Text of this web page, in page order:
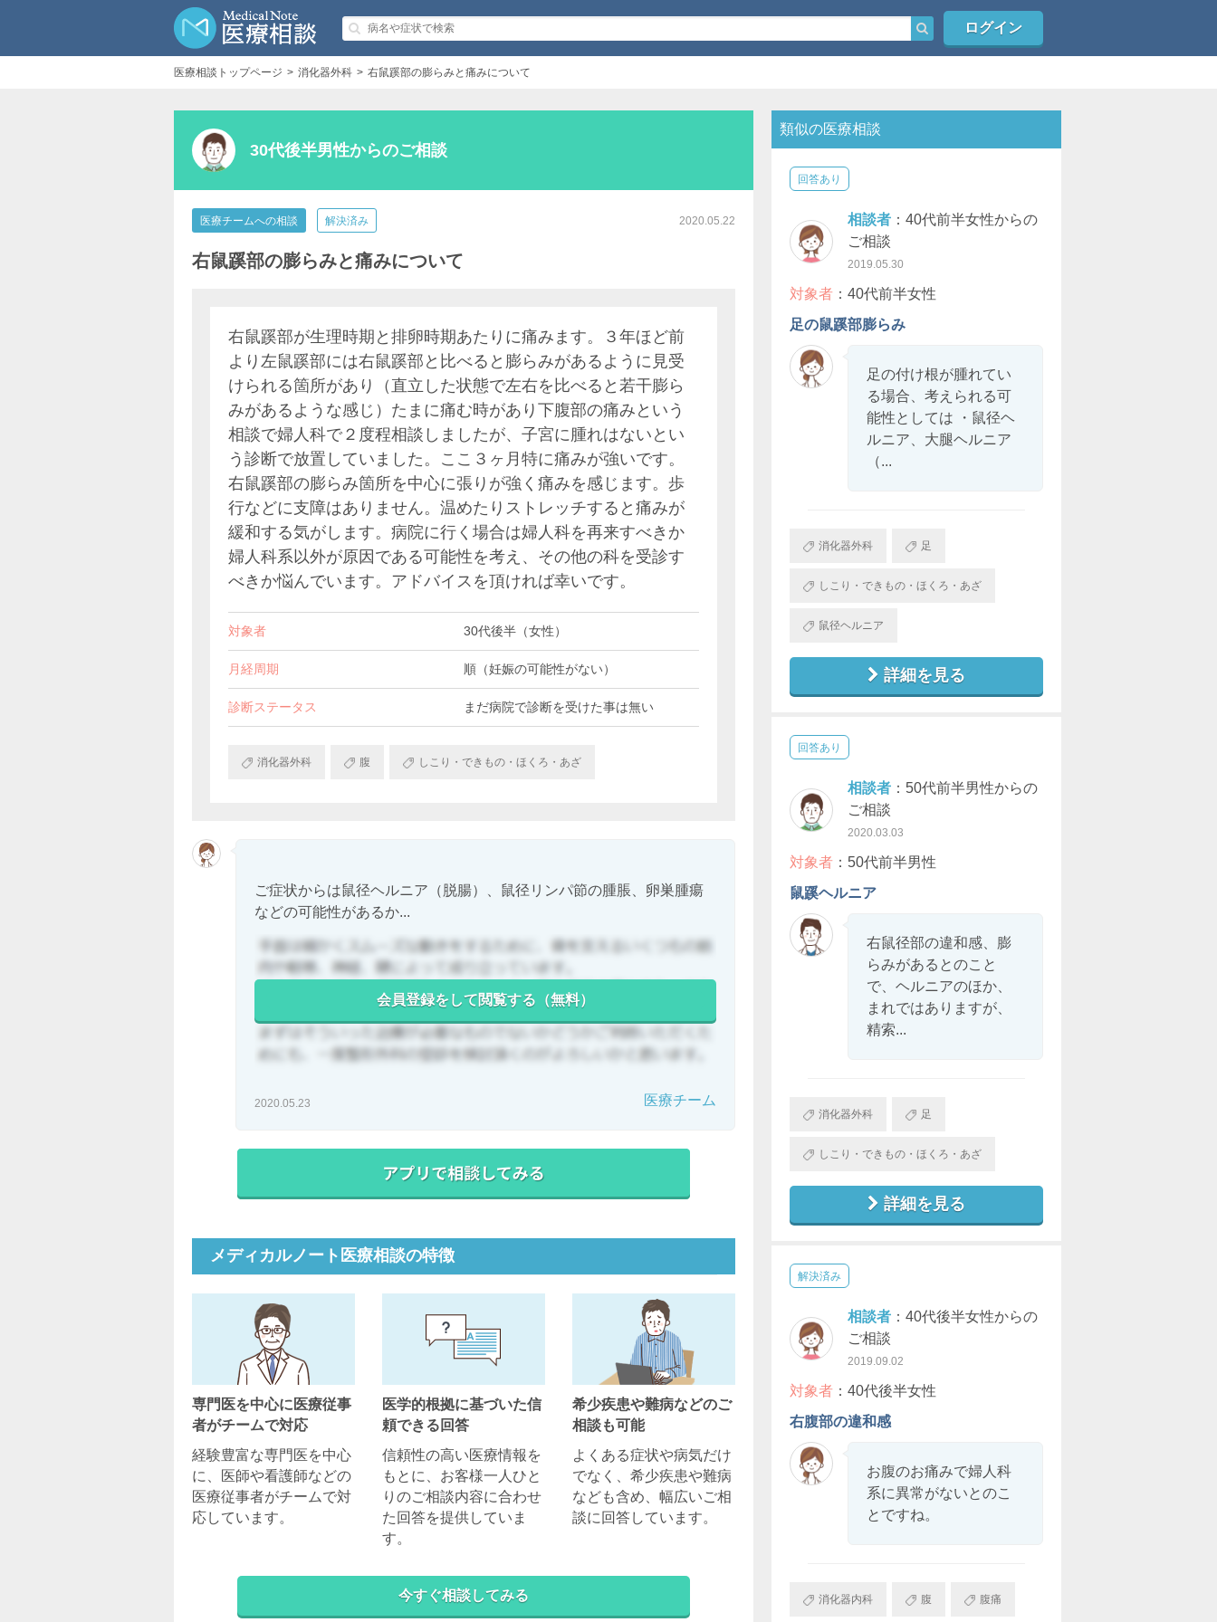
ログイン
医療相談トップページ 消化器外科 右鼠蹊部の膨らみと痛みについて
30代後半男性からのご相談
医療チームへの相談 解決済み 2020.05.22
右鼠蹊部の膨らみと痛みについて
右鼠蹊部が生理時期と排卵時期あたりに痛みます。３年ほど前
より左鼠蹊部には右鼠蹊部と比べると膨らみがあるように見受
けられる箇所があり（直立した状態で左右を比べると若干膨ら
みがあるような感じ）たまに痛む時があり下腹部の痛みという
相談で婦人科で２度程相談しましたが、子宮に腫れはないとい
う診断で放置していました。ここ３ヶ月特に痛みが強いです。
右鼠蹊部の膨らみ箇所を中心に張りが強く痛みを感じます。歩
行などに支障はありません。温めたりストレッチすると痛みが
緩和する気がします。病院に行く場合は婦人科を再来すべきか
婦人科系以外が原因である可能性を考え、その他の科を受診す
べきか悩んでいます。アドバイスを頂ければ幸いです。
対象者 30代後半（女性）
月経周期 順（妊娠の可能性がない）
診断ステータス まだ病院で診断を受けた事は無い
消化器外科 腹 しこり・できもの・ほくろ・あざ
ご症状からは鼠径ヘルニア（脱腸）、鼠径リンパ節の腫脹、卵巣腫瘍
などの可能性があるか...
会員登録をして閲覧する（無料）
2020.05.23 医療チーム
メディカルノート医療相談の特徴
専門医を中心に医療従事
者がチームで対応
経験豊富な専門医を中心
に、医師や看護師などの
医療従事者がチームで対
応しています。
医学的根拠に基づいた信
頼できる回答
信頼性の高い医療情報を
もとに、お客様一人ひと
りのご相談内容に合わせ
た回答を提供していま
す。
希少疾患や難病などのご
相談も可能
よくある症状や病気だけ
でなく、希少疾患や難病
なども含め、幅広いご相
談に回答しています。
今すぐ相談してみる
類似の医療相談
回答あり
相談者：40代前半女性からの
ご相談
2019.05.30
対象者：40代前半女性
足の鼠蹊部膨らみ
足の付け根が腫れてい
る場合、考えられる可
能性としては ・鼠径ヘ
ルニア、大腿ヘルニア
（...
消化器外科 足
しこり・できもの・ほくろ・あざ
鼠径ヘルニア
詳細を見る
回答あり
相談者：50代前半男性からの
ご相談
2020.03.03
対象者：50代前半男性
鼠蹊ヘルニア
右鼠径部の違和感、膨
らみがあるとのこと
で、ヘルニアのほか、
まれではありますが、
精索...
消化器外科 足
しこり・できもの・ほくろ・あざ
詳細を見る
解決済み
相談者：40代後半女性からの
ご相談
2019.09.02
対象者：40代後半女性
右腹部の違和感
お腹のお痛みで婦人科
系に異常がないとのこ
とですね。
消化器内科 腹 腹痛